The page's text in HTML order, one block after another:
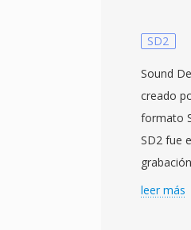
SD2
Sound
creado
formato
SD2 fue
leer más